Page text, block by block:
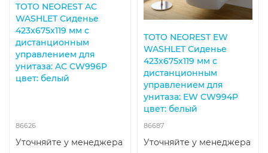
TOTO NEOREST AC
WASHLET Сиденье
423x675x119 мм с
дистанционным
управлением для
унитаза: AC CW996P
цвет: белый
86626
Уточняйте у менеджера
TOTO NEOREST EW
WASHLET Сиденье
423x675x119 мм с
дистанционным
управлением для
унитаза: EW CW994P
цвет: белый
86687
Уточняйте у менеджера